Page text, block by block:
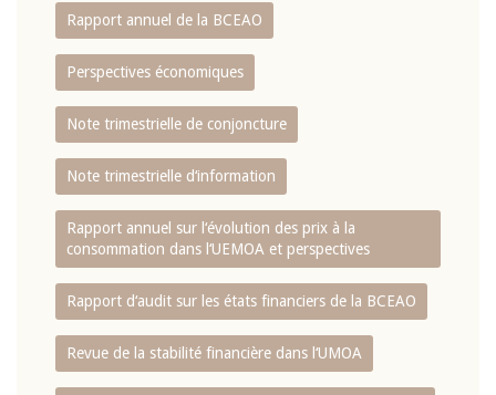
Rapport annuel de la BCEAO
Perspectives économiques
Note trimestrielle de conjoncture
Note trimestrielle d‘information
Rapport annuel sur l‘évolution des prix à la
consommation dans l‘UEMOA et perspectives
Rapport d‘audit sur les états financiers de la BCEAO
Revue de la stabilité financière dans l‘UMOA